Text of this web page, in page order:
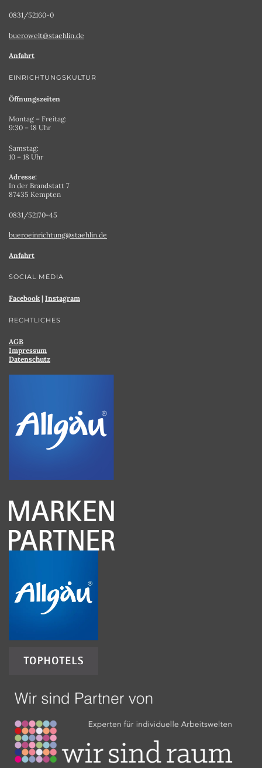
0831/52160-0
buerowelt@staehlin.de
Anfahrt
EINRICHTUNGSKULTUR
Öffnungszeiten
Montag – Freitag:
9:30 – 18 Uhr
Samstag:
10 – 18 Uhr
Adresse:
In der Brandstatt 7
87435 Kempten
0831/52170-45
bueroeinrichtung@staehlin.de
Anfahrt
SOCIAL MEDIA
Facebook | Instagram
RECHTLICHES
AGB
Impressum
Datenschutz